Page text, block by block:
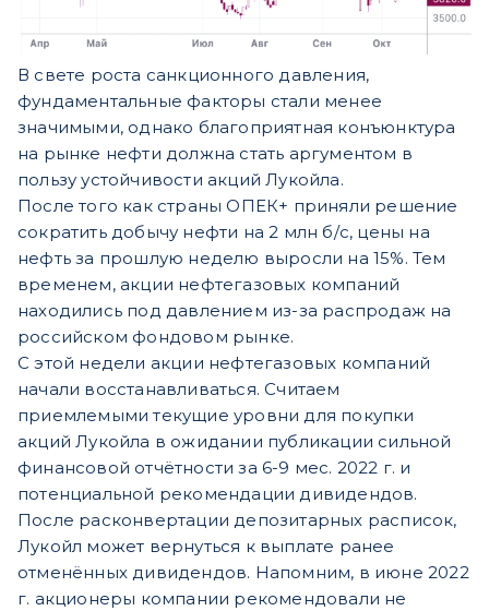
В свете роста санкционного давления,
фундаментальные факторы стали менее
значимыми, однако благоприятная конъюнктура
на рынке нефти должна стать аргументом в
пользу устойчивости акций Лукойла.
После того как страны ОПЕК+ приняли решение
сократить добычу нефти на 2 млн б/с, цены на
нефть за прошлую неделю выросли на 15%. Тем
временем, акции нефтегазовых компаний
находились под давлением из-за распродаж на
российском фондовом рынке.
С этой недели акции нефтегазовых компаний
начали восстанавливаться. Считаем
приемлемыми текущие уровни для покупки
акций Лукойла в ожидании публикации сильной
финансовой отчётности за 6-9 мес. 2022 г. и
потенциальной рекомендации дивидендов.
После расконвертации депозитарных расписок,
Лукойл может вернуться к выплате ранее
отменённых дивидендов. Напомним, в июне 2022
г. акционеры компании рекомендовали не